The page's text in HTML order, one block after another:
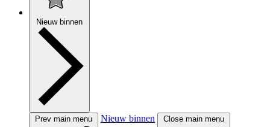
Nieuw binnen
Prev main menu Nieuw binnen Close main menu